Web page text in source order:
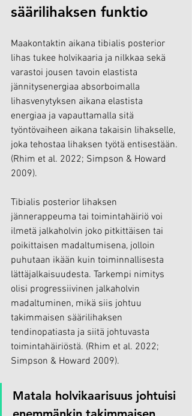
säärilihaksen funktio
Maakontaktin aikana tibialis posterior
lihas tukee holvikaaria ja nilkkaa sekä
varastoi jousen tavoin elastista
jännitysenergiaa absorboimalla
lihasvenytyksen aikana elastista
energiaa ja vapauttamalla sitä
työntövaiheen aikana takaisin lihakselle,
joka tehostaa lihaksen työtä entisestään.
(Rhim et al. 2022; Simpson & Howard
2009).
Tibialis posterior lihaksen
jännerappeuma tai toimintahäiriö voi
ilmetä jalkaholvin joko pitkittäisen tai
poikittaisen madaltumisena, jolloin
puhutaan ikään kuin toiminnallisesta
lättäjalkaisuudesta. Tarkempi nimitys
olisi progressiivinen jalkaholvin
madaltuminen, mikä siis johtuu
takimmaisen säärilihaksen
tendinopatiasta ja siitä johtuvasta
toimintahäiriöstä. (Rhim et al. 2022;
Simpson & Howard 2009).
Matala holvikaarisuus johtuisi